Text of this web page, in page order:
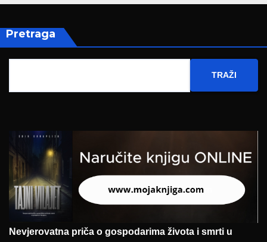
Pretraga
TRAŽI
Nevjerovatna priča o gospodarima života i smrti u